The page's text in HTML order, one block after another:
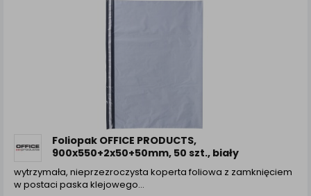
Foliopak OFFICE PRODUCTS,
900x550+2x50+50mm, 50 szt., biały
wytrzymała, nieprzezroczysta koperta foliowa z zamknięciem
w postaci paska klejowego…